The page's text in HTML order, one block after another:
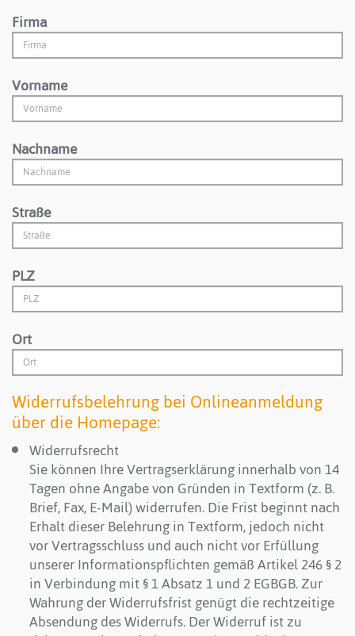
Firma
Vorname
Nachname
Straße
PLZ
Ort
Widerrufsbelehrung bei Onlineanmeldung
über die Homepage:
Widerrufsrecht
Sie können Ihre Vertragserklärung innerhalb von 14
Tagen ohne Angabe von Gründen in Textform (z. B.
Brief, Fax, E-Mail) widerrufen. Die Frist beginnt nach
Erhalt dieser Belehrung in Textform, jedoch nicht
vor Vertragsschluss und auch nicht vor Erfüllung
unserer Informationspflichten gemäß Artikel 246 § 2
in Verbindung mit § 1 Absatz 1 und 2 EGBGB. Zur
Wahrung der Widerrufsfrist genügt die rechtzeitige
Absendung des Widerrufs. Der Widerruf ist zu